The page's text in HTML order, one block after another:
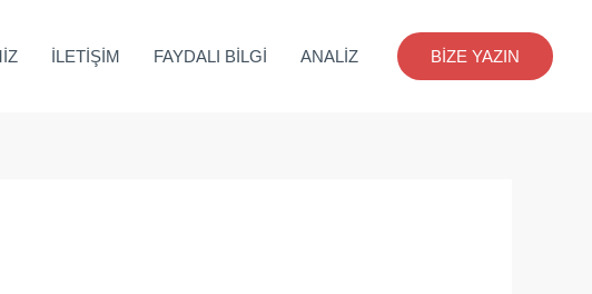
İLETİŞİM FAYDALI BİLGİ ANALİZ BİZE YAZIN